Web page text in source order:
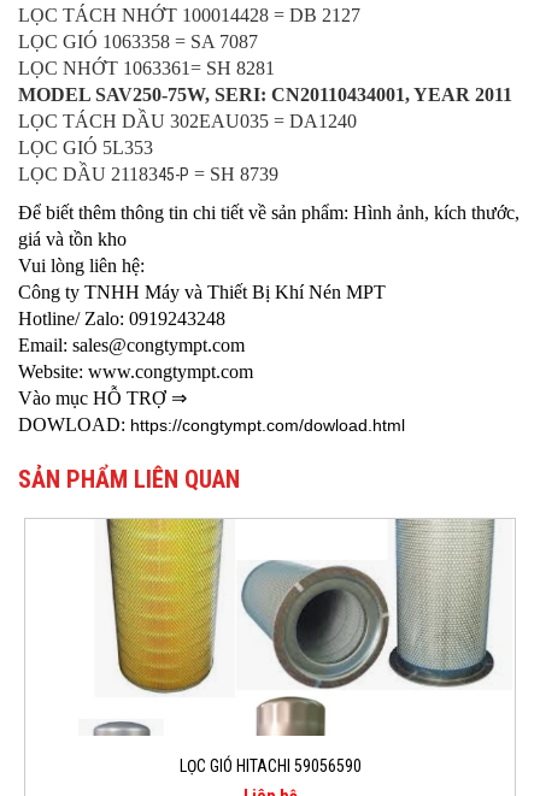
LỌC TÁCH NHỚT 100014428 = DB 2127
LỌC GIÓ 1063358 = SA 7087
LỌC NHỚT 1063361= SH 8281
MODEL SAV250-75W, SERI: CN20110434001, YEAR 2011
LỌC TÁCH DẦU 302EAU035 = DA1240
LỌC GIÓ 5L353
LỌC DẦU 2118345-P = SH 8739
Để biết thêm thông tin chi tiết về sản phẩm: Hình ảnh, kích thước,
giá và tồn kho
Vui lòng liên hệ:
Công ty TNHH Máy và Thiết Bị Khí Nén MPT
Hotline/ Zalo: 0919243248
Email: sales@congtympt.com
Website: www.congtympt.com
Vào mục HỖ TRỢ ⇒
DOWLOAD: https://congtympt.com/dowload.html
SẢN PHẨM LIÊN QUAN
LỌC GIÓ HITACHI 59056590